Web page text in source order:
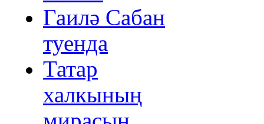
Гаилә Сабан
туенда
Татар
халкының